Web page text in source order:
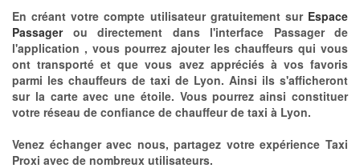
En créant votre compte utilisateur gratuitement sur Espace
Passager ou directement dans l'interface Passager de
l'application , vous pourrez ajouter les chauffeurs qui vous
ont transporté et que vous avez appréciés à vos favoris
parmi les chauffeurs de taxi de Lyon. Ainsi ils s'afficheront
sur la carte avec une étoile. Vous pourrez ainsi constituer
votre réseau de confiance de chauffeur de taxi à Lyon.
Venez échanger avec nous, partagez votre expérience Taxi
Proxi avec de nombreux utilisateurs.